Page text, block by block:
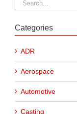
for:
Categories
ADR
Aerospace
Automotive
Casting